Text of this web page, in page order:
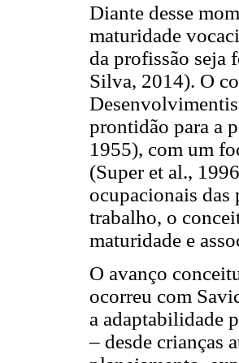
Diante desse
maturidade
da profissão seja
Silva, 2014). O
prontidão para a
1955), com um
(Super et al.,
ocupacionais das
trabalho, o
maturidade e
O avanço
ocorreu com
a adaptabilidade
– desde crianças